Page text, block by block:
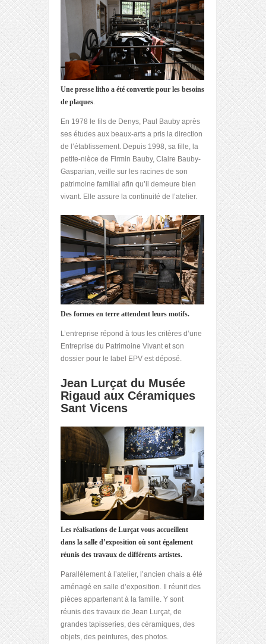
Une presse litho a été convertie pour les besoins
de plaques.
En 1978 le fils de Denys, Paul Bauby après
ses études aux beaux-arts a pris la direction
de l’établissement. Depuis 1998, sa fille, la
petite-nièce de Firmin Bauby, Claire Bauby-
Gasparian, veille sur les racines de son
patrimoine familial afin qu’il demeure bien
vivant. Elle assure la continuité de l’atelier.
Des formes en terre attendent leurs motifs.
L’entreprise répond à tous les critères d’une
Entreprise du Patrimoine Vivant et son
dossier pour le label EPV est déposé.
Jean Lurçat du Musée
Rigaud aux Céramiques
Sant Vicens
Les réalisations de Lurçat vous accueillent
dans la salle d’exposition où sont également
réunis des travaux de différents artistes.
Parallèlement à l’atelier, l’ancien chais a été
aménagé en salle d’exposition. Il réunit des
pièces appartenant à la famille. Y sont
réunis des travaux de Jean Lurçat, de
grandes tapisseries, des céramiques, des
objets, des peintures, des photos.